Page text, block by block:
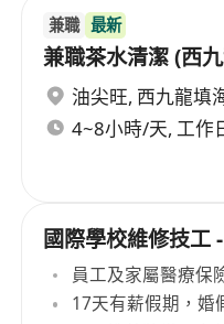
兼職 最新
兼職茶水清潔 (西
油尖旺, 西九龍填
4~8小時/天, 工作
國際學校維修技工
員工及家屬醫療保
17天有薪假期，婚